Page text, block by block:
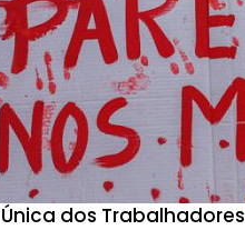
dos Trabalhadores